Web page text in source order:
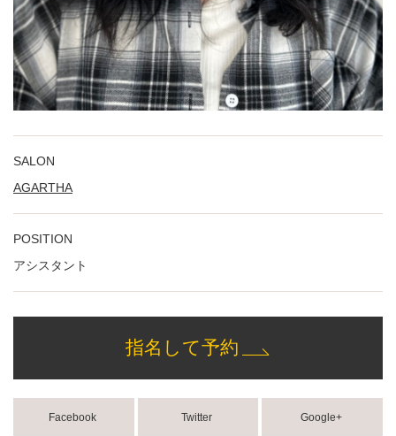
SALON
AGARTHA
POSITION
アシスタント
指名して予約
Facebook Twitter Google+